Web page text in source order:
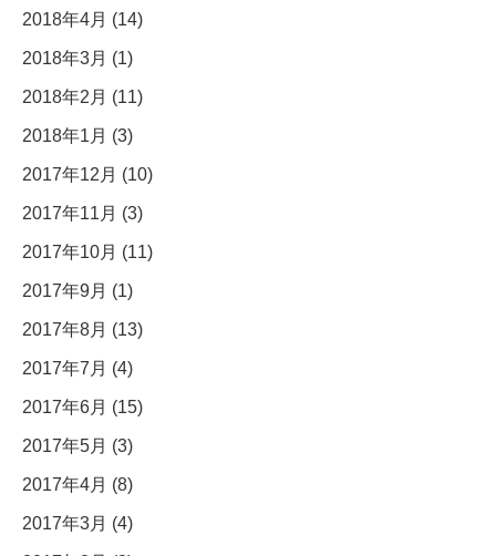
2018年4月 (14)
2018年3月 (1)
2018年2月 (11)
2018年1月 (3)
2017年12月 (10)
2017年11月 (3)
2017年10月 (11)
2017年9月 (1)
2017年8月 (13)
2017年7月 (4)
2017年6月 (15)
2017年5月 (3)
2017年4月 (8)
2017年3月 (4)